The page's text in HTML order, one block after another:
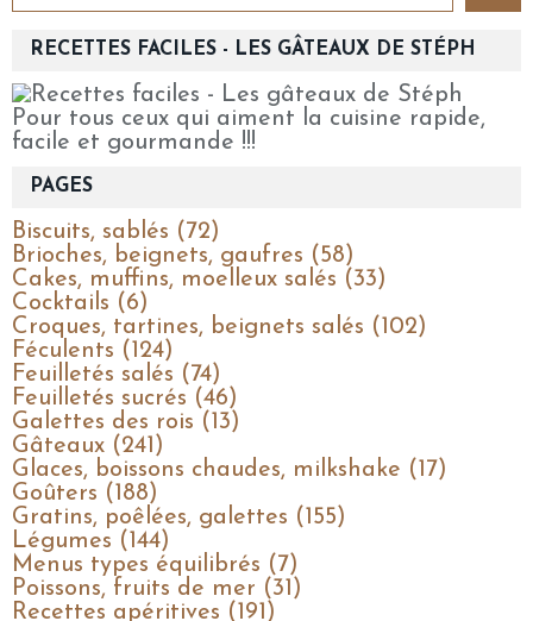
RECETTES FACILES - LES GÂTEAUX DE STÉPH
Pour tous ceux qui aiment la cuisine rapide,
facile et gourmande !!!
PAGES
Biscuits, sablés (72)
Brioches, beignets, gaufres (58)
Cakes, muffins, moelleux salés (33)
Cocktails (6)
Croques, tartines, beignets salés (102)
Féculents (124)
Feuilletés salés (74)
Feuilletés sucrés (46)
Galettes des rois (13)
Gâteaux (241)
Glaces, boissons chaudes, milkshake (17)
Goûters (188)
Gratins, poêlées, galettes (155)
Légumes (144)
Menus types équilibrés (7)
Poissons, fruits de mer (31)
Recettes apéritives (191)